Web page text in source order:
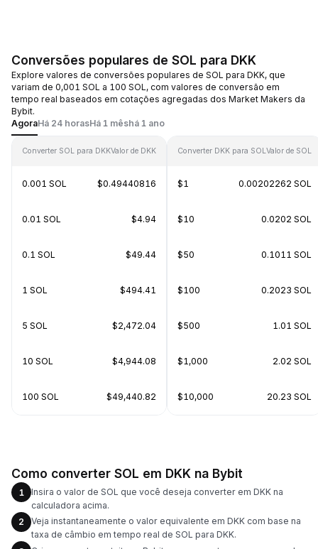
Conversões populares de SOL para DKK
Explore valores de conversões populares de SOL para DKK, que
variam de 0,001 SOL a 100 SOL, com valores de conversão em
tempo real baseados em cotações agregadas dos Market Makers da
Bybit.
AgoraHá 24 horasHá 1 mêshá 1 ano
Converter SOL para DKKValor de DKK
0.001 SOL $0.49440816
0.01 SOL $4.94
0.1 SOL $49.44
1 SOL $494.41
5 SOL $2,472.04
10 SOL $4,944.08
100 SOL $49,440.82
Converter DKK para SOLValor de SOL
$1 0.00202262 SOL
$10 0.0202 SOL
$50 0.1011 SOL
$100 0.2023 SOL
$500 1.01 SOL
$1,000 2.02 SOL
$10,000 20.23 SOL
Como converter SOL em DKK na Bybit
1
Insira o valor de SOL que você deseja converter em DKK na
calculadora acima.
2
Veja instantaneamente o valor equivalente em DKK com base na
taxa de câmbio em tempo real de SOL para DKK.